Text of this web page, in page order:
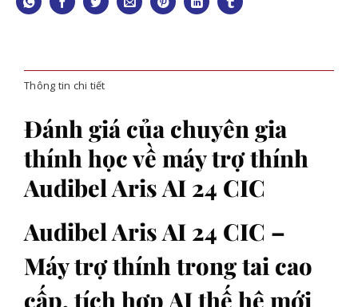
Thông tin chi tiết
Đánh giá của chuyên gia
thính học về máy trợ thính
Audibel Aris AI 24 CIC
Audibel Aris AI 24 CIC –
Máy trợ thính trong tai cao
cấp, tích hợp AI thế hệ mới